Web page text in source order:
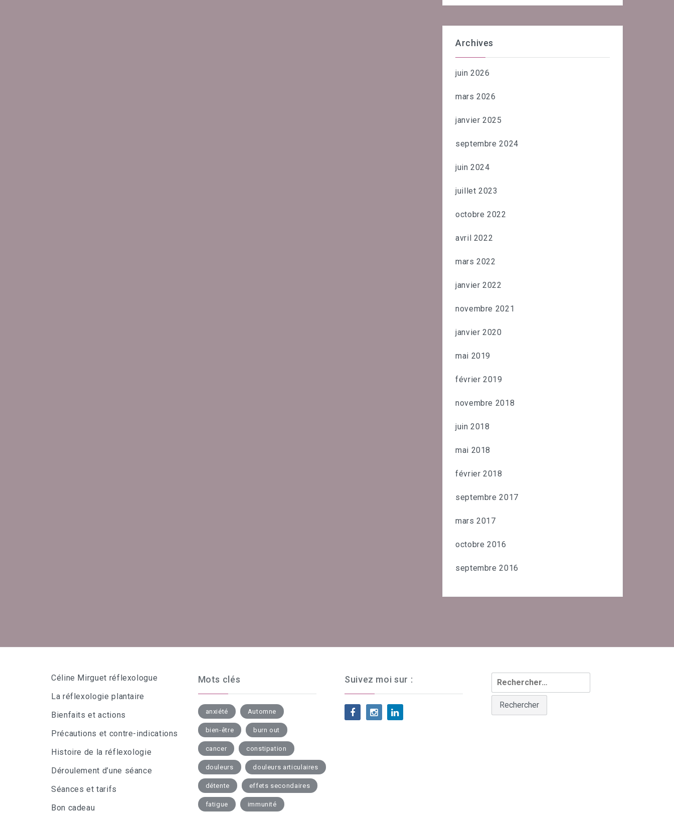
Archives
juin 2026
mars 2026
janvier 2025
septembre 2024
juin 2024
juillet 2023
octobre 2022
avril 2022
mars 2022
janvier 2022
novembre 2021
janvier 2020
mai 2019
février 2019
novembre 2018
juin 2018
mai 2018
février 2018
septembre 2017
mars 2017
octobre 2016
septembre 2016
Céline Mirguet réflexologue
La réflexologie plantaire
Bienfaits et actions
Précautions et contre-indications
Histoire de la réflexologie
Déroulement d’une séance
Séances et tarifs
Bon cadeau
Mots clés
anxiété Automne
bien-être burn out
cancer constipation
douleurs douleurs articulaires
détente effets secondaires
fatigue immunité
Suivez moi sur : Rechercher :